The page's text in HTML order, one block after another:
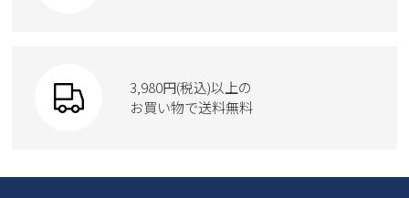
moz
Parade
GAP
new balance
瞬足
3,980円(税込)以上の
お買い物で送料無料